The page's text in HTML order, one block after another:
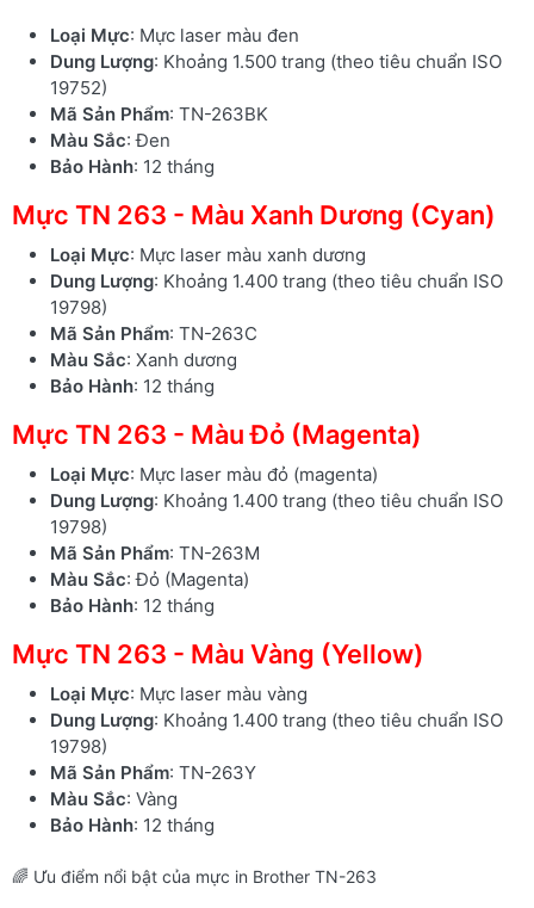
Loại Mực: Mực laser màu đen
Dung Lượng: Khoảng 1.500 trang (theo tiêu chuẩn ISO
19752)
Mã Sản Phẩm: TN-263BK
Màu Sắc: Đen
Bảo Hành: 12 tháng
Mực TN 263 - Màu Xanh Dương (Cyan)
Loại Mực: Mực laser màu xanh dương
Dung Lượng: Khoảng 1.400 trang (theo tiêu chuẩn ISO
19798)
Mã Sản Phẩm: TN-263C
Màu Sắc: Xanh dương
Bảo Hành: 12 tháng
Mực TN 263 - Màu Đỏ (Magenta)
Loại Mực: Mực laser màu đỏ (magenta)
Dung Lượng: Khoảng 1.400 trang (theo tiêu chuẩn ISO
19798)
Mã Sản Phẩm: TN-263M
Màu Sắc: Đỏ (Magenta)
Bảo Hành: 12 tháng
Mực TN 263 - Màu Vàng (Yellow)
Loại Mực: Mực laser màu vàng
Dung Lượng: Khoảng 1.400 trang (theo tiêu chuẩn ISO
19798)
Mã Sản Phẩm: TN-263Y
Màu Sắc: Vàng
Bảo Hành: 12 tháng
🌈 Ưu điểm nổi bật của mực in Brother TN-263